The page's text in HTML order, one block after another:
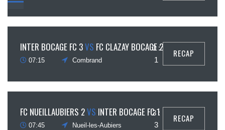
INTER BOCAGE FC 3VS FC CLAZAY BOCAGE 2
07:15 Combrand
0 :
1
RECAP
FC NUEILLAUBIERS 2VS INTER BOCAGE FC 1
07:45 Nueil-les-Aubiers
3 :
3
RECAP